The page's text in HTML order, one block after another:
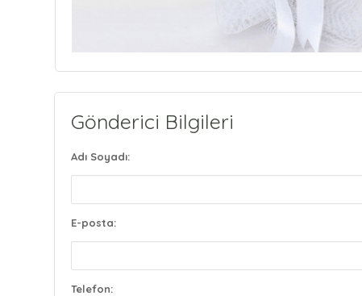
Gönderici Bilgileri
Adı Soyadı:
E-posta:
Telefon: